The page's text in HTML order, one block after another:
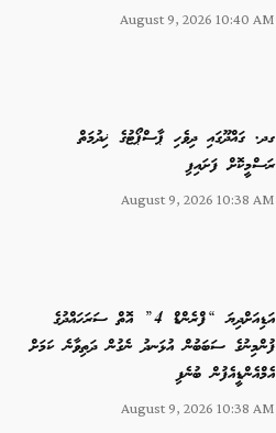
August 9, 2026 10:40 AM
ގދ. ގައްދޫގައި ދިވެހި ޕާސްޕޯޓުގެ ޚިދުމަތް
ރަސްމީކޮށް ފަށައިފި
August 9, 2026 10:38 AM
އަޑިއަށްދިޔަ “ފްރެންޑް 4” އޮތް ސަރަހައްދުގެ
ފުންމިނުގެ ސަބަބުން އުޅަނދު ނެގުން ދަތިވާނެ ކަމަށް
އެމްއެންޑީއެފުން ބުނެފި
August 9, 2026 10:38 AM